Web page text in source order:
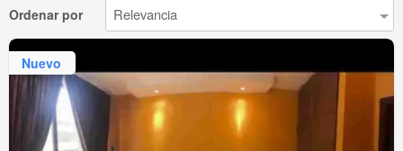
Ordenar por
Nuevo